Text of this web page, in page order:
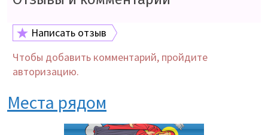
Написать отзыв
Чтобы добавить комментарий, пройдите
авторизацию.
Места рядом